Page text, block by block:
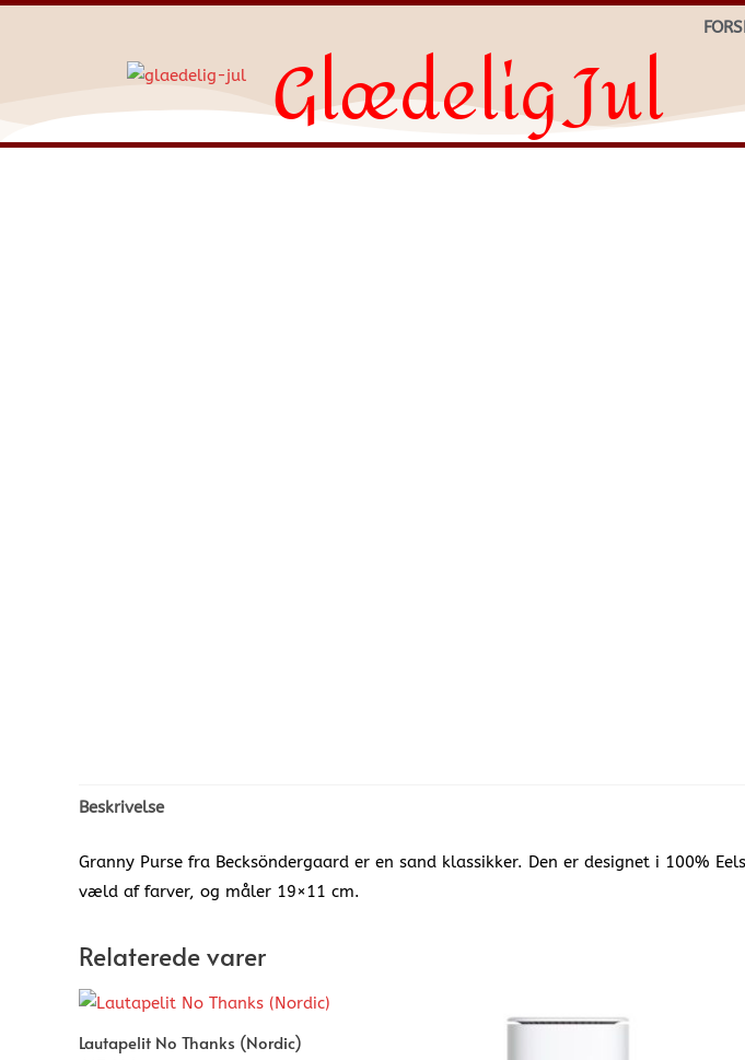
Glædelig Jul
Beskrivelse
Granny Purse fra Becksöndergaard er en sand klassikker. Den er designet i 100%
væld af farver, og måler 19×11 cm.
Relaterede varer
Lautapelit No Thanks (Nordic)